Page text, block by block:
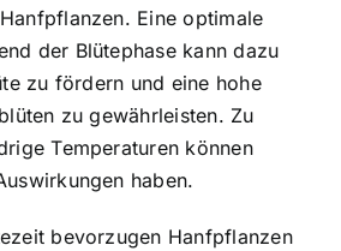
Eine optimale
der Blütephase kann dazu
zu fördern und eine hohe
zu gewährleisten. Zu
Temperaturen können
haben.
bevorzugen Hanfpflanzen